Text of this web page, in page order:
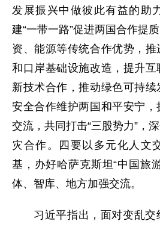
发展振兴中做彼此有益的助
建“一带一路”促进两国合作提
资、能源等传统合作优势，
和口岸基础设施改造，提升
新技术合作，推动绿色可持
安全合作维护两国和平安宁
交流，共同打击“三股势力”，
灾合作。四要以多元化人文
基，办好哈萨克斯坦“中国旅
体、智库、地方加强交流。
习近平指出，面对变乱